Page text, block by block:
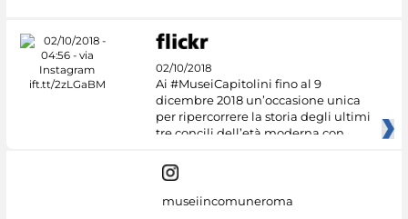
02/10/2018
Ai #MuseiCapitolini fino al 9
dicembre 2018 un’occasione unica
per ripercorrere la storia degli ultimi
tre concili dell’età moderna con
museiincomuneroma